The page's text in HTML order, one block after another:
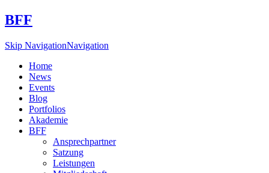
BFF
Skip NavigationNavigation
Home
News
Events
Blog
Portfolios
Akademie
BFF
Ansprechpartner
Satzung
Leistungen